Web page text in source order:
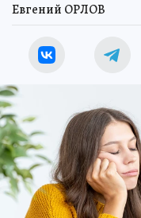
Евгений ОРЛОВ